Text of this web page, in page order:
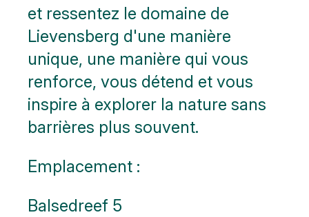
et ressentez le domaine de
Lievensberg d'une manière
unique, une manière qui vous
renforce, vous détend et vous
inspire à explorer la nature sans
barrières plus souvent.
Emplacement :
Balsedreef 5